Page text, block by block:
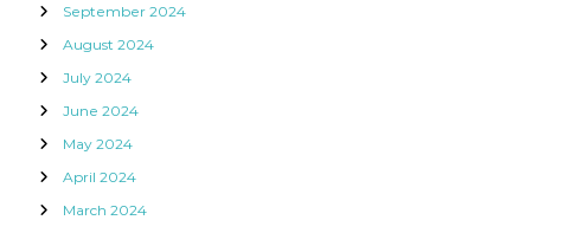
September 2024
August 2024
July 2024
June 2024
May 2024
April 2024
March 2024